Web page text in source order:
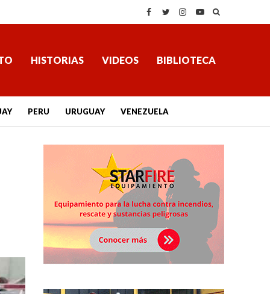
HISTORIAS VIDEOS BIBLIOTECA
PERU URUGUAY VENEZUELA